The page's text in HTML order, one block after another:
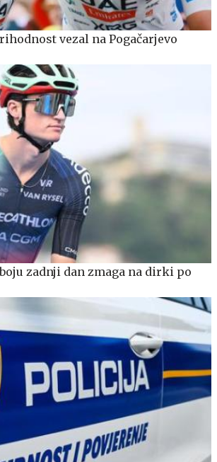
vezal na Pogačarjevo
zadnji dan zmaga na dirki po